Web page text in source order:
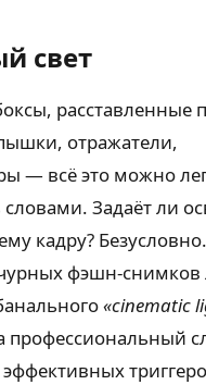
свет
расставленные
отражатели,
— всё это можно
Задаёт ли
кадру?
фэшн-
«cinematic
профессиональный